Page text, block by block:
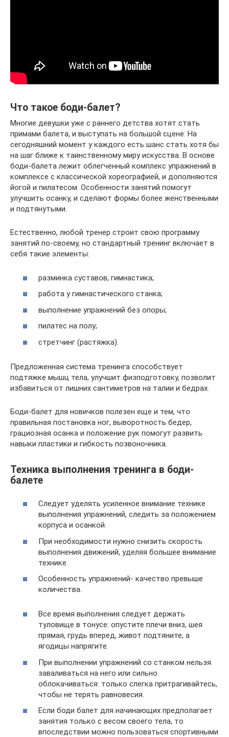
Что такое боди-балет?
Многие девушки уже с раннего детства хотят стать
примами балета, и выступать на большой сцене. На
сегодняшний момент у каждого есть шанс стать хотя бы
на шаг ближе к таинственному миру искусства. В основе
боди-балета лежит облегченный комплекс упражнений в
комплексе с классической хореографией, и дополняются
йогой и пилатесом. Особенности занятий помогут
улучшить осанку, и сделают формы более женственными
и подтянутыми.
Естественно, любой тренер строит свою программу
занятий по-своему, но стандартный тренинг включает в
себя такие элементы:
разминка суставов, гимнастика;
работа у гимнастического станка;
выполнение упражнений без опоры;
пилатес на полу;
стретчинг (растяжка).
Предложенная система тренинга способствует
подтяжке мышц тела, улучшит физподготовку, позволит
избавиться от лишних сантиметров на талии и бедрах.
Боди-балет для новичков полезен еще и тем, что
правильная постановка ног, выворотность бедер,
грациозная осанка и положение рук помогут развить
навыки пластики и гибкость позвоночника.
Техника выполнения тренинга в боди-
балете
Следует уделять усиленное внимание технике
выполнения упражнений, следить за положением
корпуса и осанкой.
При необходимости нужно снизить скорость
выполнения движений, уделяя большее внимание
технике.
Особенность упражнений- качество превыше
количества.
Все время выполнения следует держать
туловище в тонусе: опустите плечи вниз, шея
прямая, грудь вперед, живот подтяните, а
ягодицы напрягите.
При выполнении упражнений со станком нельзя
заваливаться на него или сильно
облокачиваться: только слегка притрагивайтесь,
чтобы не терять равновесия.
Если боди балет для начинающих предполагает
занятия только с весом своего тела, то
впоследствии можно пользоваться спортивными